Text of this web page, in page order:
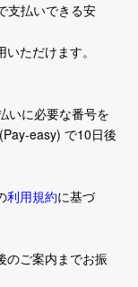
支払いできる安
ただけます。
いに必要な番号を
easy) で10日後
利用規約に基づ
のご案内までお振